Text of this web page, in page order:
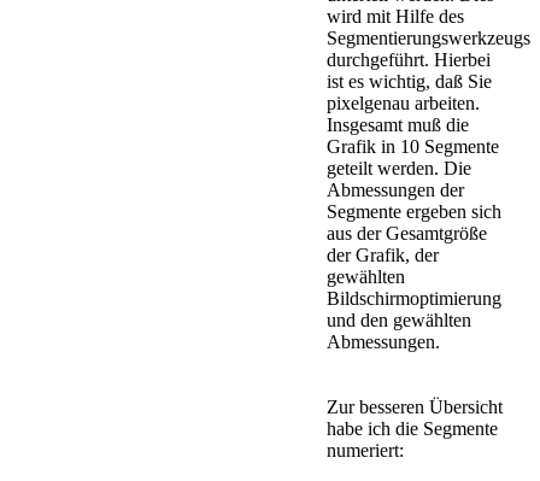
wird mit Hilfe des
Segmentierungswerkzeugs
durchgeführt. Hierbei
ist es wichtig, daß Sie
pixelgenau arbeiten.
Insgesamt muß die
Grafik in 10 Segmente
geteilt werden. Die
Abmessungen der
Segmente ergeben sich
aus der Gesamtgröße
der Grafik, der
gewählten
Bildschirmoptimierung
und den gewählten
Abmessungen.
Zur besseren Übersicht
habe ich die Segmente
numeriert: